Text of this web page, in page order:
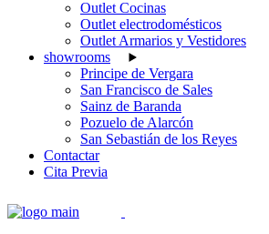
Outlet Cocinas
Outlet electrodomésticos
Outlet Armarios y Vestidores
showrooms
Principe de Vergara
San Francisco de Sales
Sainz de Baranda
Pozuelo de Alarcón
San Sebastián de los Reyes
Contactar
Cita Previa